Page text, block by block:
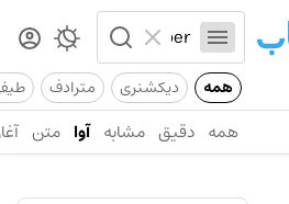
همه دیکشنری مترادف
همه دقیق مشابه آوا متن